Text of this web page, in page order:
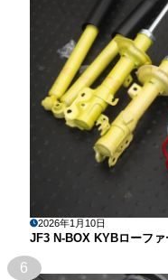
2026年1月10日
JF3 N-BOX KYBローフ
6